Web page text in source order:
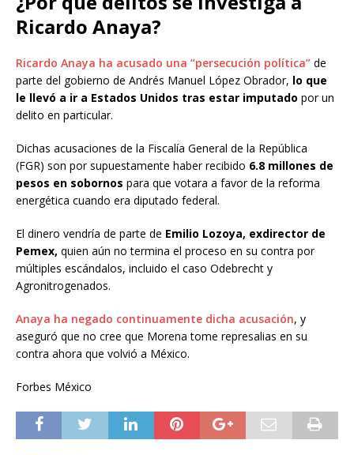
Ricardo Anaya?
Ricardo Anaya ha acusado una “persecución política” de
parte del gobierno de Andrés Manuel López Obrador, lo que
le llevó a ir a Estados Unidos tras estar imputado por un
delito en particular.
Dichas acusaciones de la Fiscalía General de la República
(FGR) son por supuestamente haber recibido 6.8 millones de
pesos en sobornos para que votara a favor de la reforma
energética cuando era diputado federal.
El dinero vendría de parte de Emilio Lozoya, exdirector de
Pemex, quien aún no termina el proceso en su contra por
múltiples escándalos, incluido el caso Odebrecht y
Agronitrogenados.
Anaya ha negado continuamente dicha acusación, y
aseguró que no cree que Morena tome represalias en su
contra ahora que volvió a México.
Forbes México